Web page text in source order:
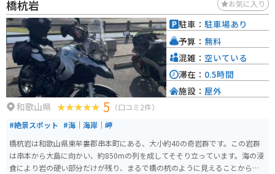
橋杭岩 お気に入り
和歌山県 5 （口コミ2件）
#絶景スポット #海｜海岸｜岬
橋杭岩は和歌山県東牟婁郡串本町にある、大小約40の奇岩群です。この岩群
は串本から大島に向かい、約850mの列を成してそそり立っています。海の浸
食により岩の硬い部分だけが残り、まるで橋の杭のように見えることからこ
駐車： 駐車場あり
予算： 無料
混雑： 空いている
滞在： 0.5時間
施設： 屋外